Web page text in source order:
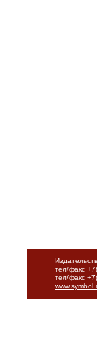
тел/факс
тел/факс